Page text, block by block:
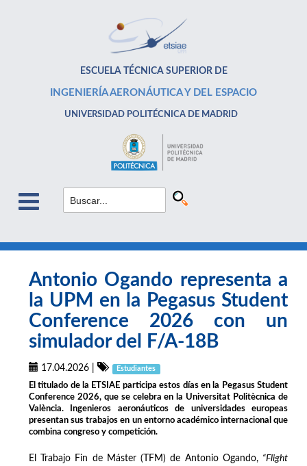
ESCUELA TÉCNICA SUPERIOR DE
INGENIERÍA AERONÁUTICA Y DEL ESPACIO
UNIVERSIDAD POLITÉCNICA DE MADRID
Antonio Ogando representa a
la UPM en la Pegasus Student
Conference 2026 con un
simulador del F/A-18B
17.04.2026 Estudiantes
El titulado de la ETSIAE participa estos días en la Pegasus Student
Conference 2026, que se celebra en la Universitat Politècnica de
València. Ingenieros aeronáuticos de universidades europeas
presentan sus trabajos en un entorno académico internacional que
combina congreso y competición.
El Trabajo Fin de Máster (TFM) de Antonio Ogando, “Flight